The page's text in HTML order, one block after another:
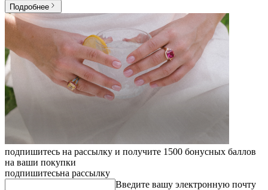
Подробнее
подпишитесь на рассылку и получите 1500 бонусных баллов
на ваши покупки
подпишитесьна рассылку
Введите вашу электронную почту